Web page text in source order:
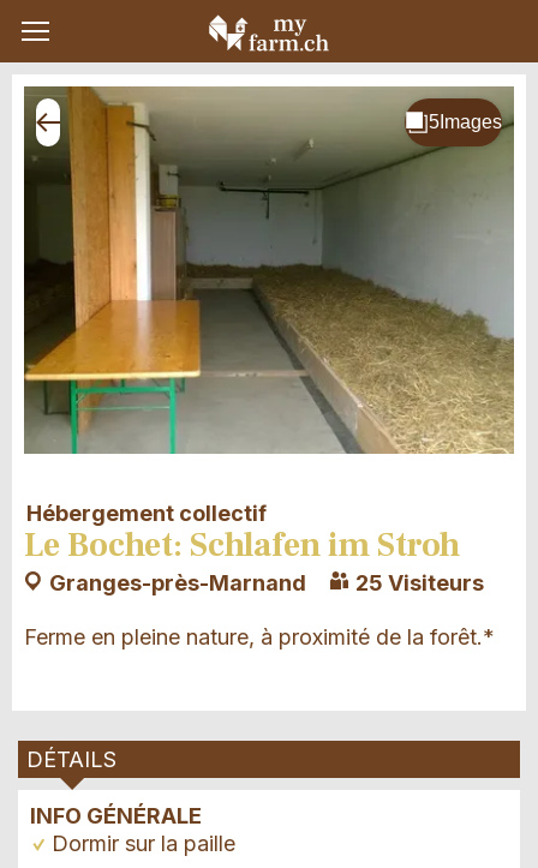
Hébergement collectif
Le Bochet: Schlafen im Stroh
Granges-près-Marnand 25 Visiteurs
Ferme en pleine nature, à proximité de la forêt.*
DÉTAILS
INFO GÉNÉRALE
Dormir sur la paille